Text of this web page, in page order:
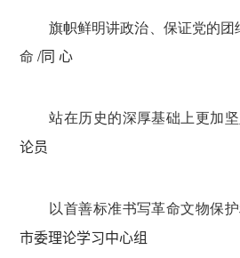
旗帜鲜明讲政治、保证党的
命 /同 心
站在历史的深厚基础上更加
论员
以首善标准书写革命文物保
市委理论学习中心组